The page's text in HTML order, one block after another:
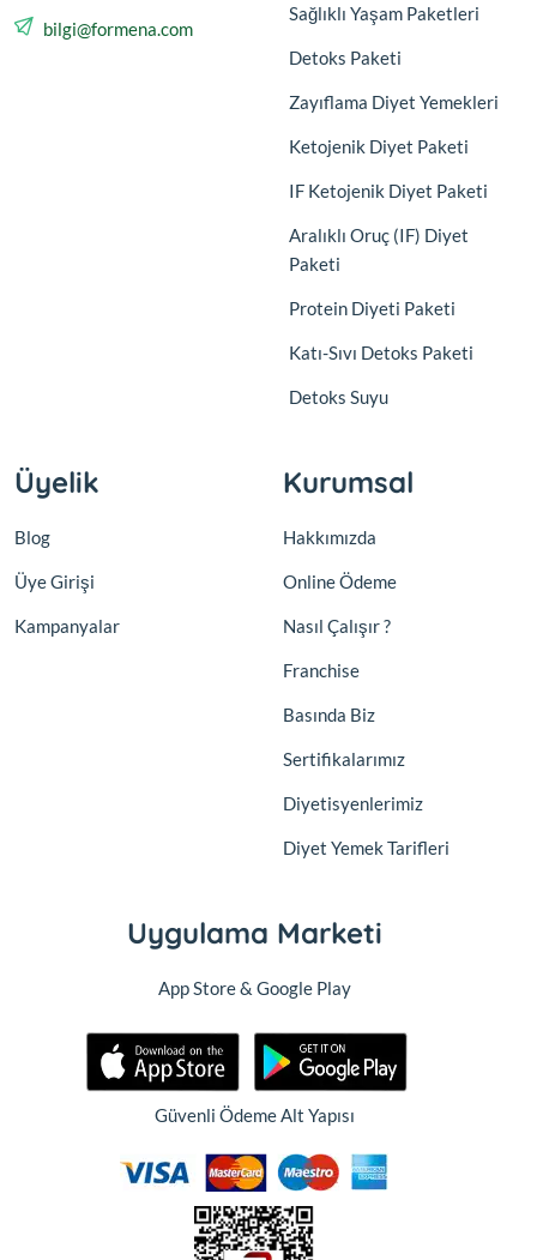
bilgi@formena.com
Sağlıklı Yaşam Paketleri
Detoks Paketi
Zayıflama Diyet Yemekleri
Ketojenik Diyet Paketi
IF Ketojenik Diyet Paketi
Aralıklı Oruç (IF) Diyet
Paketi
Protein Diyeti Paketi
Katı-Sıvı Detoks Paketi
Detoks Suyu
Üyelik
Blog
Üye Girişi
Kampanyalar
Kurumsal
Hakkımızda
Online Ödeme
Nasıl Çalışır ?
Franchise
Basında Biz
Sertifikalarımız
Diyetisyenlerimiz
Diyet Yemek Tarifleri
Uygulama Marketi
App Store & Google Play
Güvenli Ödeme Alt Yapısı